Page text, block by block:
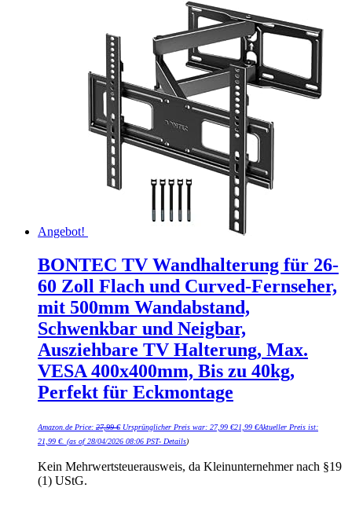
Angebot!
BONTEC TV Wandhalterung für 26-
60 Zoll Flach und Curved-Fernseher,
mit 500mm Wandabstand,
Schwenkbar und Neigbar,
Ausziehbare TV Halterung, Max.
VESA 400x400mm, Bis zu 40kg,
Perfekt für Eckmontage
Amazon.de Price: 27,99€ Ursprünglicher Preis war: 27,99 €21,99 €Aktueller Preis ist:
21,99 €. (as of 28/04/2026 08:06 PST- Details)
Kein Mehrwertsteuerausweis, da Kleinunternehmer nach §19
(1) UStG.